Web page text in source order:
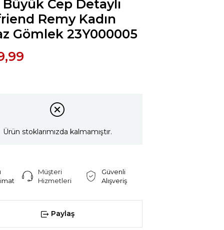
Cep Detaylı
Remy Kadın
Gömlek 23Y000005
Ürün stoklarımızda kalmamıştır.
Müşteri
Hizmetleri
Güvenli
Alışveriş
Paylaş